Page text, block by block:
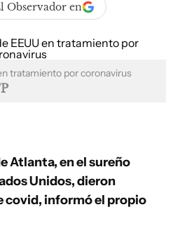
Observador en
tratamiento por coronavirus
Atlanta, en el sureño
Unidos, dieron
covid, informó el propio